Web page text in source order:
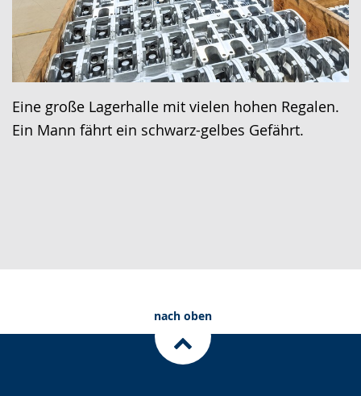
Eine große Lagerhalle mit vielen hohen Regalen.
Ein Mann fährt ein schwarz-gelbes Gefährt.
nach oben